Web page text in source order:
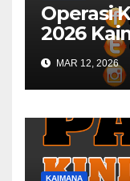
Operasi
2026
Personil
MAR 12, 2026
KAIMANA